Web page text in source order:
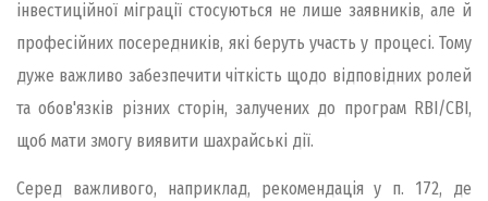
інвестиційної міграції стосуються не лише заявників, але й
професійних посередників, які беруть участь у процесі. Тому
дуже важливо забезпечити чіткість щодо відповідних ролей
та обов'язків різних сторін, залучених до програм RBI/CBI,
щоб мати змогу виявити шахрайські дії.
Серед важливого, наприклад, рекомендація у п. 172, де